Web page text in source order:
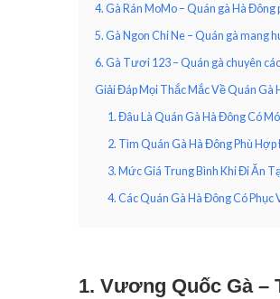
4. Gà Rán MoMo – Quán gà Hà
5. Gà Ngon Chi Ne – Quán gà mang
6. Gà Tươi 123 – Quán gà chuyên
Giải Đáp Mọi Thắc Mắc Về Quán Gà
1. Đâu Là Quán Gà Hà Đông Có
2. Tìm Quán Gà Hà Đông Phù
3. Mức Giá Trung Bình Khi Đi Ăn
4. Các Quán Gà Hà Đông Có
1. Vương Quốc Gà –